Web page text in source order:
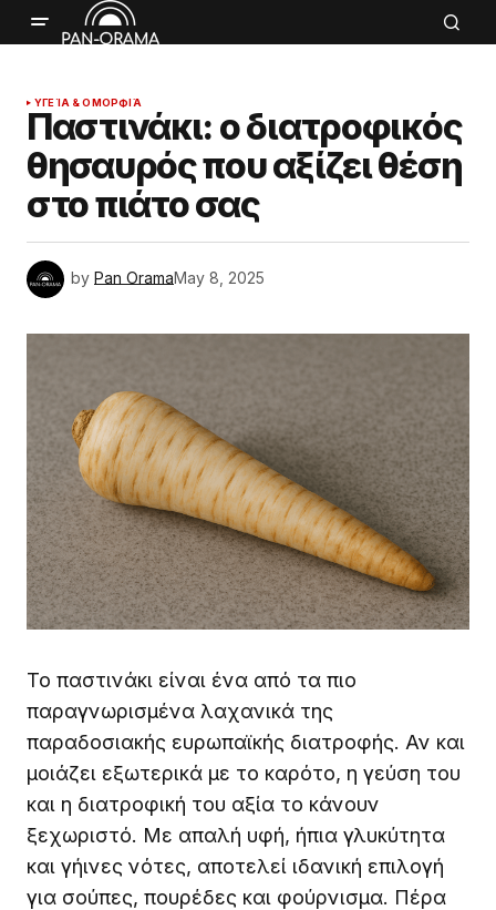
ΥΓΕΊΑ & ΟΜΟΡΦΙΆ
Παστινάκι: ο διατροφικός
θησαυρός που αξίζει θέση
στο πιάτο σας
by Pan OramaMay 8, 2025
Το παστινάκι είναι ένα από τα πιο
παραγνωρισμένα λαχανικά της
παραδοσιακής ευρωπαϊκής διατροφής. Αν και
μοιάζει εξωτερικά με το καρότο, η γεύση του
και η διατροφική του αξία το κάνουν
ξεχωριστό. Με απαλή υφή, ήπια γλυκύτητα
και γήινες νότες, αποτελεί ιδανική επιλογή
για σούπες, πουρέδες και φούρνισμα. Πέρα